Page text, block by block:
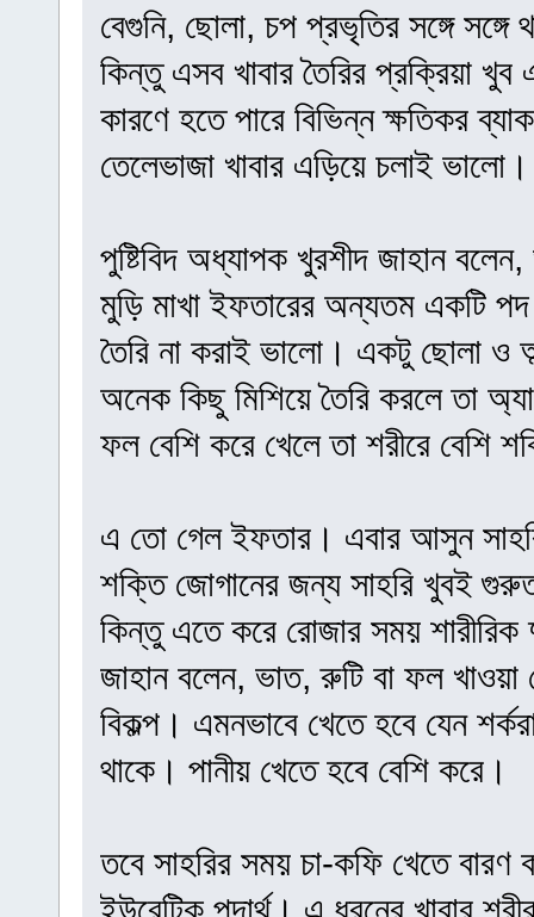
বেগুনি, ছোলা, চপ প্রভৃতির সঙ্গে সঙ্গে
কিন্তু এসব খাবার তৈরির প্রক্রিয়া খুব
কারণে হতে পারে বিভিন্ন ক্ষতিকর
তেলেভাজা খাবার এড়িয়ে চলাই ভালো।
পুষ্টিবিদ অধ্যাপক খুরশীদ জাহান
মুড়ি মাখা ইফতারের অন্যতম একটি
তৈরি না করাই ভালো। একটু ছোলা ও
অনেক কিছু মিশিয়ে তৈরি করলে তা
ফল বেশি করে খেলে তা শরীরে বেশি
এ তো গেল ইফতার। এবার আসুন
শক্তি জোগানের জন্য সাহরি খুবই
কিন্তু এতে করে রোজার সময় শারীরিক
জাহান বলেন, ভাত, রুটি বা ফল
বিকল্প। এমনভাবে খেতে হবে যেন
থাকে। পানীয় খেতে হবে বেশি করে।
তবে সাহরির সময় চা-কফি খেতে বারণ
ইউরেটিক পদার্থ। এ ধরনের খাবার